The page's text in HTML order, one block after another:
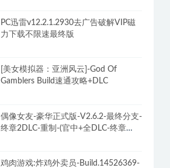
PC迅雷v12.2.1.2930去广告破解VIP磁
力下载不限速最终版
[美女模拟器：亚洲风云]-God Of
Gamblers Build速通攻略+DLC
偶像女友-豪华正式版-V2.6.2-最终分支-
终章2DLC-重制-(官中+全DLC-终章
鸡肉游戏:炸鸡外卖员-Build.14526369-